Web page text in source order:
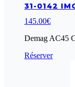
31-0142
145.00€
Demag AC45
Réserver